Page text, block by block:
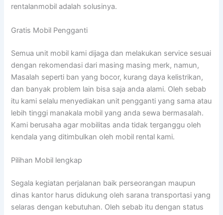
rentalanmobil adalah solusinya.
Gratis Mobil Pengganti
Semua unit mobil kami dijaga dan melakukan service sesuai
dengan rekomendasi dari masing masing merk, namun,
Masalah seperti ban yang bocor, kurang daya kelistrikan,
dan banyak problem lain bisa saja anda alami. Oleh sebab
itu kami selalu menyediakan unit pengganti yang sama atau
lebih tinggi manakala mobil yang anda sewa bermasalah.
Kami berusaha agar mobilitas anda tidak terganggu oleh
kendala yang ditimbulkan oleh mobil rental kami.
Pilihan Mobil lengkap
Segala kegiatan perjalanan baik perseorangan maupun
dinas kantor harus didukung oleh sarana transportasi yang
selaras dengan kebutuhan. Oleh sebab itu dengan status